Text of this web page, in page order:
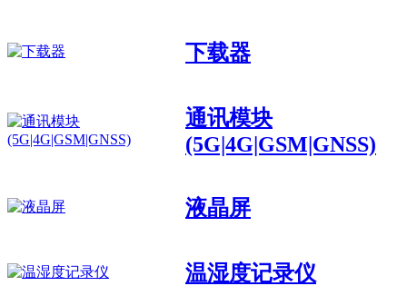
下载器
通讯模块
(5G|4G|GSM|GNSS)
液晶屏
温湿度记录仪